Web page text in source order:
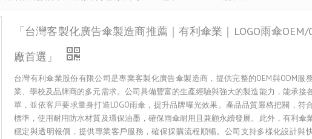
「台灣客製化廣告傘製造商推薦｜有利傘業｜LOGO雨傘OEM/
廠首選」
台灣有利傘業股份有限公司是專業客製化廣告傘製造商，提供完整的OEM與ODM服
業、學校及品牌商的多元需求。公司具備豐富的生產經驗與強大的製造能力，能承接
單，並依客戶要求量身打造LOGO雨傘，提升品牌曝光效果。產品品質嚴格把關，符
標準，使用耐用防水材質及環保油墨，確保雨傘耐用且兼顧永續發展。此外，有利傘
穩定與透明報價，提供專業客戶服務，確保採購流程順暢。公司支持多樣化設計與